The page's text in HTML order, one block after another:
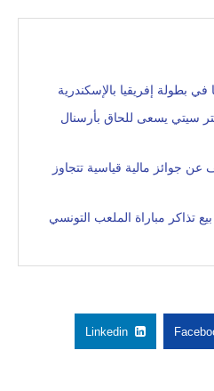
سيتي يسعى للحاق بأرسنال
2026 يكشف عن جوائز مالية قياسية تتجاوز
تذاكر مباراة الملعب التونسي
Linkedin